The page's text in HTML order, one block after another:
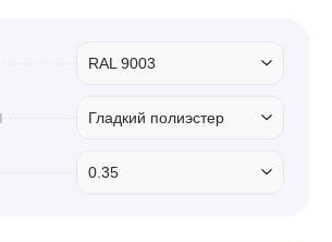
RAL 9003
Гладкий полиэстер
0.35